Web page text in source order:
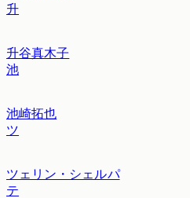
升
升谷真木子
池
池崎拓也
ツ
ツェリン・シェルパ
テ